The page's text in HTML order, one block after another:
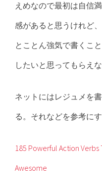
えめなので最初は自信
感があると思うけれど
とことん強気で書くこ
したいと思ってもらえな
ネットにはレジュメを
る。それなどを参考に
185 Powerful Action Verbs
Awesome